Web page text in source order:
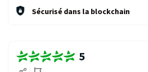
Sécurisé dans la blockchain
5